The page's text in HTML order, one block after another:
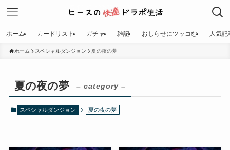
ホーム カードリスト ガチャ 雑記 おしらせにツッコむ 人気記
ホーム スペシャルダンジョン 夏の夜の夢
夏の夜の夢 – category –
スペシャルダンジョン 夏の夜の夢